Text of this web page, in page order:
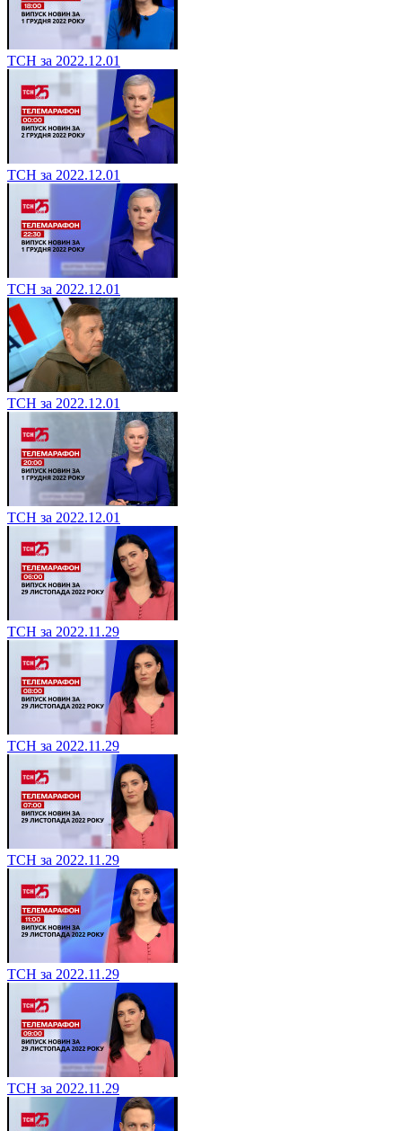
ТСН за 2022.12.01
ТСН за 2022.12.01
ТСН за 2022.12.01
ТСН за 2022.12.01
ТСН за 2022.12.01
ТСН за 2022.11.29
ТСН за 2022.11.29
ТСН за 2022.11.29
ТСН за 2022.11.29
ТСН за 2022.11.29